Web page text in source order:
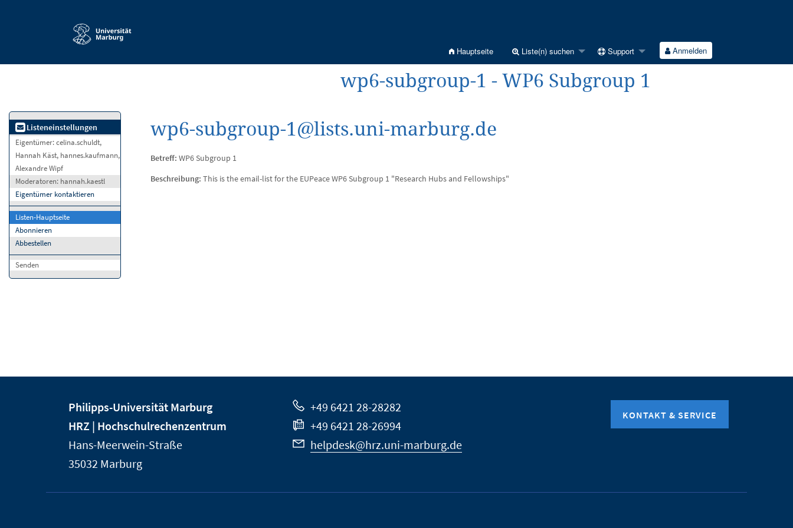
Hauptseite Liste(n) suchen Support Anmelden
wp6-subgroup-1 - WP6 Subgroup 1
Listeneinstellungen
Eigentümer:celina.schuldt,
Hannah Käst, hannes.kaufmann,
Alexandre Wipf
Moderatoren: hannah.kaestl
Eigentümer kontaktieren
Listen-Hauptseite
Abonnieren
Abbestellen
Senden
wp6-subgroup-1@lists.uni-marburg.de
Betreff: WP6 Subgroup 1
Beschreibung: This is the email-list for the EUPeace WP6 Subgroup 1 "Research Hubs and Fellowships"
Informationen
der
Universität
Marburg
Philipps-Universität Marburg
HRZ | Hochschulrechenzentrum
Hans-Meerwein-Straße
35032 Marburg
+49 6421 28-28282
+49 6421 28-26994
helpdesk@hrz.uni-marburg.de
KONTAKT & SERVICE